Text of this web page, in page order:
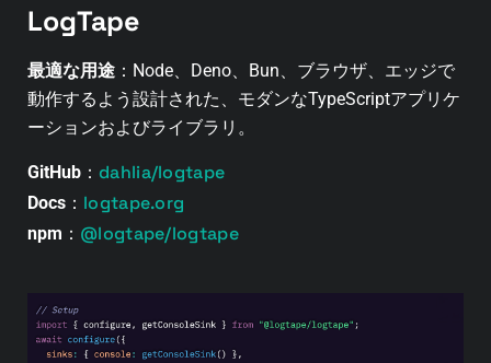
LogTape
最適な用途 ：Node、Deno、Bun、ブラウザ、エッジで
動作するよう設計された、モダンなTypeScriptアプリケ
ーションおよびライブラリ。
GitHub ： dahlia/logtape
Docs ： logtape.org
npm ： @logtape/logtape